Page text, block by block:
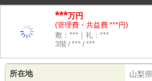
***万円
(管理費・共益費 ***円)
敷：***｜礼：***
3階 / *** / ***
所在地 山梨県